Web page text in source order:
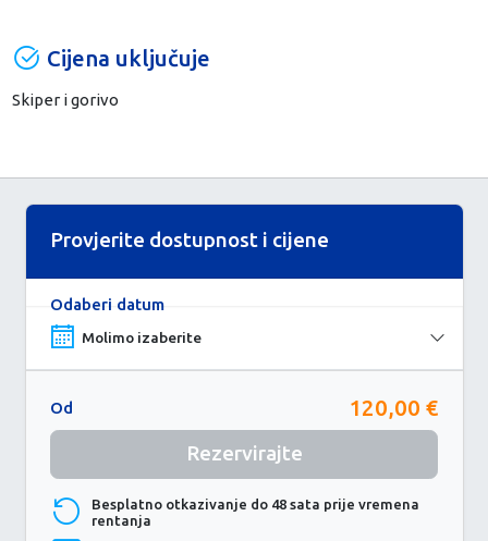
Cijena uključuje
Skiper i gorivo
Provjerite dostupnost i cijene
Odaberi datum
Od 120,00 €
Rezervirajte
Besplatno otkazivanje do 48 sata prije vremena
rentanja